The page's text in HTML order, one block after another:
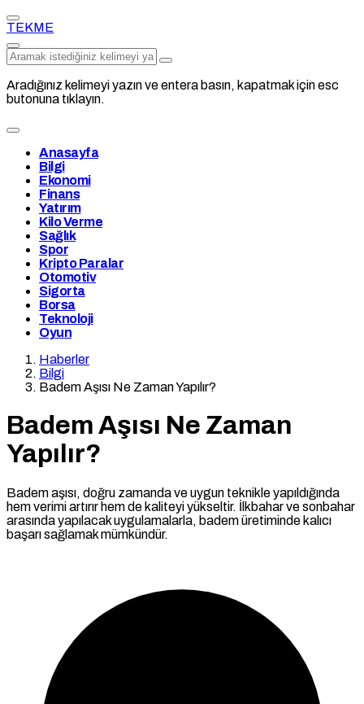
TEKME
Aradığınız kelimeyi yazın ve entera basın, kapatmak için esc
butonuna tıklayın.
Anasayfa
Bilgi
Ekonomi
Finans
Yatırım
Kilo Verme
Sağlık
Spor
Kripto Paralar
Otomotiv
Sigorta
Borsa
Teknoloji
Oyun
Haberler
Bilgi
Badem Aşısı Ne Zaman Yapılır?
Badem Aşısı Ne Zaman
Yapılır?
Badem aşısı, doğru zamanda ve uygun teknikle yapıldığında
hem verimi artırır hem de kaliteyi yükseltir. İlkbahar ve sonbahar
arasında yapılacak uygulamalarla, badem üretiminde kalıcı
başarı sağlamak mümkündür.